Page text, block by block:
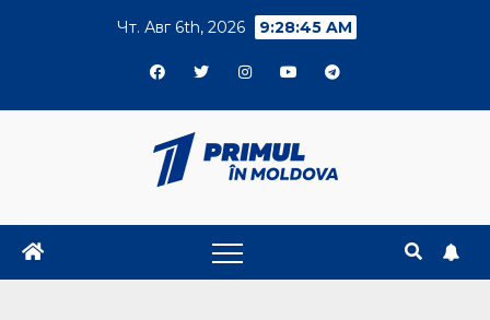
Чт. Авг 6th, 2026 9:28:45 AM